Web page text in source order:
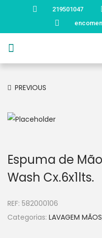
219501047
PREVIOUS
Espuma de
Wash Cx.6x1lts.
REF: 582000106
Categorias: LAVAGEM MÃOS